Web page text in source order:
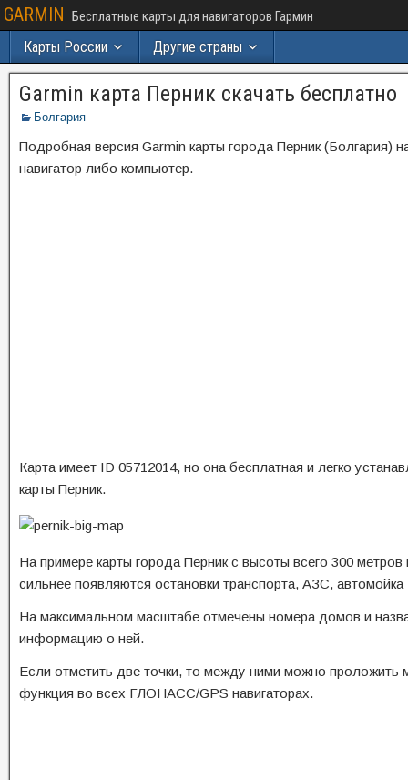
GARMIN Бесплатные карты для навигаторов Гармин
Карты России Другие страны
Garmin карта Перник скачать бесплатно
Болгария
Подробная версия Garmin карты города Перник (Болгария)
навигатор либо компьютер.
Карта имеет ID 05712014, но она бесплатная и легко
карты Перник.
На примере карты города Перник с высоты всего 300
сильнее появляются остановки транспорта, АЗС,
На максимальном масштабе отмечены номера домов и
информацию о ней.
Если отметить две точки, то между ними можно
функция во всех ГЛОНАСС/GPS навигаторах.